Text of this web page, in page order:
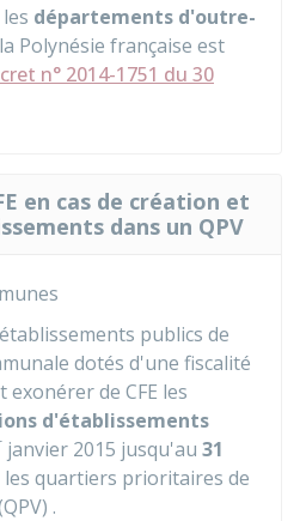
départements d'outre-
Polynésie française est
n° 2014-1751 du 30
en cas de création et
dans un QPV
publics de
dotés d'une fiscalité
de CFE les
d'établissements
janvier 2015 jusqu'au 31
les quartiers prioritaires de
.